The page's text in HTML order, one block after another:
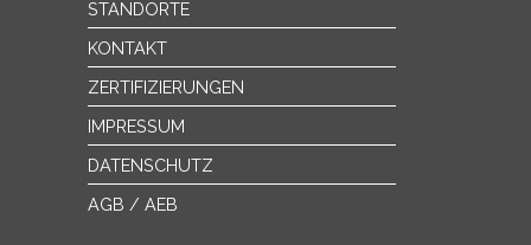
STANDORTE
KONTAKT
ZERTIFIZIERUNGEN
IMPRESSUM
DATENSCHUTZ
AGB / AEB